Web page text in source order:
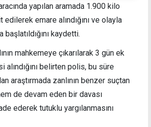
yapılan aramada 1.900 kilo
edilerek emare alındığını ve olayla
kaydetti.
mahkemeye çıkarılarak 3 gün ek
alındığını belirten polis, bu süre
araştırmada zanlının benzer suçtan
de devam eden bir davası
ederek tutuklu yargılanmasını